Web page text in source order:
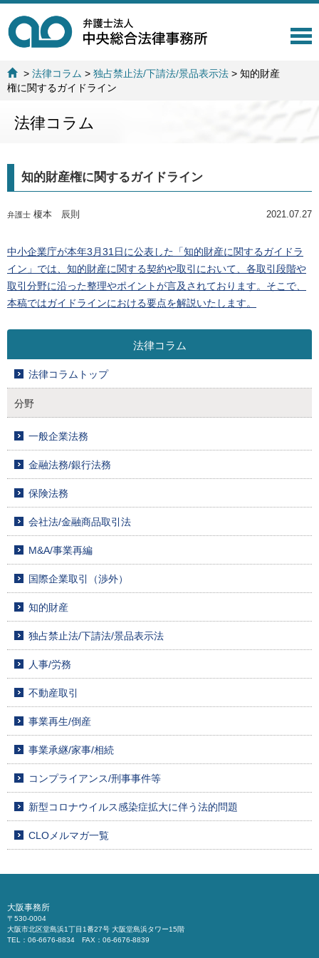
T
a
i
n
>法律コラム >独占禁止法/下請法/景品表示法 >知的財産
権に関するガイドライン
法律コラム
知的財産権に関するガイドライン
弁護士 榎本 辰則 2021.07.27
中小企業庁が本年3月31日に公表した「知的財産に関するガイドラ
イン」では、知的財産に関する契約や取引において、各取引段階や
取引分野に沿った整理やポイントが言及されております。そこで、
本稿ではガイドラインにおける要点を解説いたします。
法律コラム
法律コラムトップ
分野
一般企業法務
金融法務/銀行法務
保険法務
会社法/金融商品取引法
M&A/事業再編
国際企業取引（渉外）
知的財産
独占禁止法/下請法/景品表示法
人事/労務
不動産取引
事業再生/倒産
事業承継/家事/相続
コンプライアンス/刑事事件等
新型コロナウイルス感染症拡大に伴う法的問題
CLOメルマガ一覧
大阪事務所
〒530-0004
大阪市北区堂島浜1丁目1番27号 大阪堂島浜タワー15階
TEL：06-6676-8834 FAX：06-6676-8839